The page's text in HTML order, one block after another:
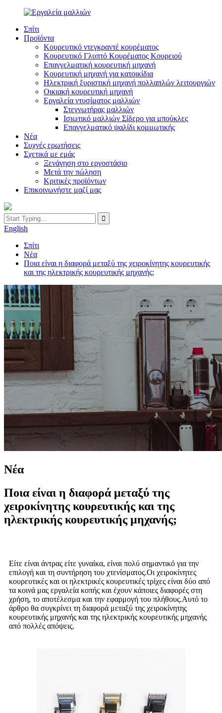
Σπίτι
Προϊόντα
Κουρευτικό ντεγκραντέ κουρέματος
Κουρευτικό Γλυπτό Κουρέματος Κουρειού
Επαγγελματική κουρευτική μηχανή
Κουρευτική μηχανή για κατοικίδια
Ηλεκτρική ξυριστική μηχανή πολλαπλών λειτουργιών
Οικιακή κουρευτική μηχανή
Εργαλεία ντυσίματος μαλλιών
Στεγνωτήρας μαλλιών
Ισιωτικό μαλλιών Σίδερο για μπούκλες
Επαγγελματικό ψαλίδι κομμωτικής
Νέα
Συχνές ερωτήσεις
Σχετικά με εμάς
Ξενάγηση στο εργοστάσιο
Μετά την πώληση
Κριτικές προϊόντων
Επικοινωνήστε μαζί μας
English
Σπίτι
Νέα
Ποια είναι η διαφορά μεταξύ της χειροκίνητης κουρευτικής
και της ηλεκτρικής κουρευτικής μηχανής;
Νέα
Ποια είναι η διαφορά μεταξύ της
χειροκίνητης κουρευτικής και της
ηλεκτρικής κουρευτικής μηχανής;
Είτε είναι άντρας είτε γυναίκα, είναι πολύ σημαντικό για την
επιλογή και τη συντήρηση του χτενίσματος.Οι χειροκίνητες
κουρευτικές και οι ηλεκτρικές κουρευτικές τρίχες είναι δύο από
τα κοινά μας εργαλεία κοπής και έχουν κάποιες διαφορές στη
χρήση, το αποτέλεσμα και την εφαρμογή του πλήθους.Αυτό το
άρθρο θα συγκρίνει τη διαφορά μεταξύ της χειροκίνητης
κουρευτικής μηχανής και της ηλεκτρικής κουρευτικής μηχανής
από πολλές απόψεις.